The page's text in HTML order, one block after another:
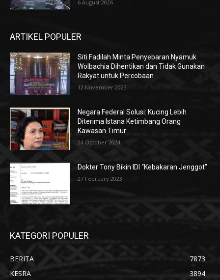
6 August 2026
ARTIKEL POPULER
Siti Fadilah Minta Penyebaran Nyamuk
Wolbachia Dihentikan dan Tidak Gunakan
Rakyat untuk Percobaan
12 November 2023
Negara Federal Solusi: Kucing Lebih
Diterima Istana Ketimbang Orang
Kawasan Timur
24 October 2024
Dokter Tony Bikin IDI “Kebakaran Jenggot”
27 February 2023
KATEGORI POPULER
BERITA
7873
KESRA
3894